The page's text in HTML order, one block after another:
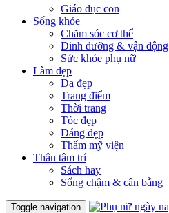
Giáo dục con
Sống khỏe
Chăm sóc cơ thể
Dinh dưỡng & vận động
Sức khỏe phụ nữ
Làm đẹp
Da đẹp
Trang điểm
Thời trang
Tóc đẹp
Dáng đẹp
Thẩm mỹ viện
Thân tâm trí
Sách hay
Sống chậm & cân bằng
Toggle navigation